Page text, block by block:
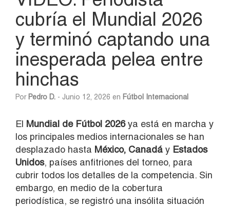
cubría el Mundial 2026
y terminó captando una
inesperada pelea entre
hinchas
Por Pedro D. - Junio 12, 2026 en Fútbol Internacional
El Mundial de Fútbol 2026ya está en marcha y
los principales medios internacionales se han
desplazado hasta México, Canadá y Estados
Unidos, países anfitriones del torneo, para
cubrir todos los detalles de la competencia. Sin
embargo, en medio de la cobertura
periodística, se registró una insólita situación